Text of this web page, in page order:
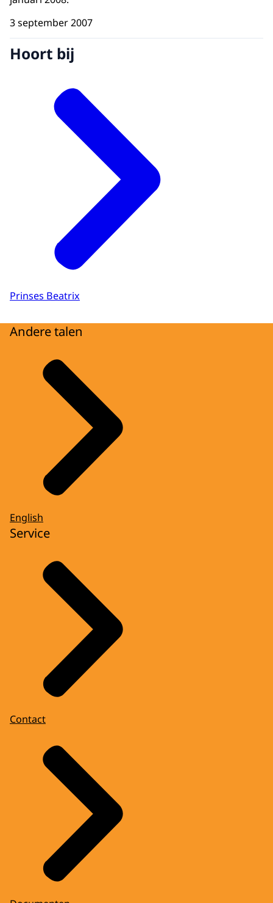
3 september 2007
Hoort bij
Prinses Beatrix
Andere talen
English
Service
Contact